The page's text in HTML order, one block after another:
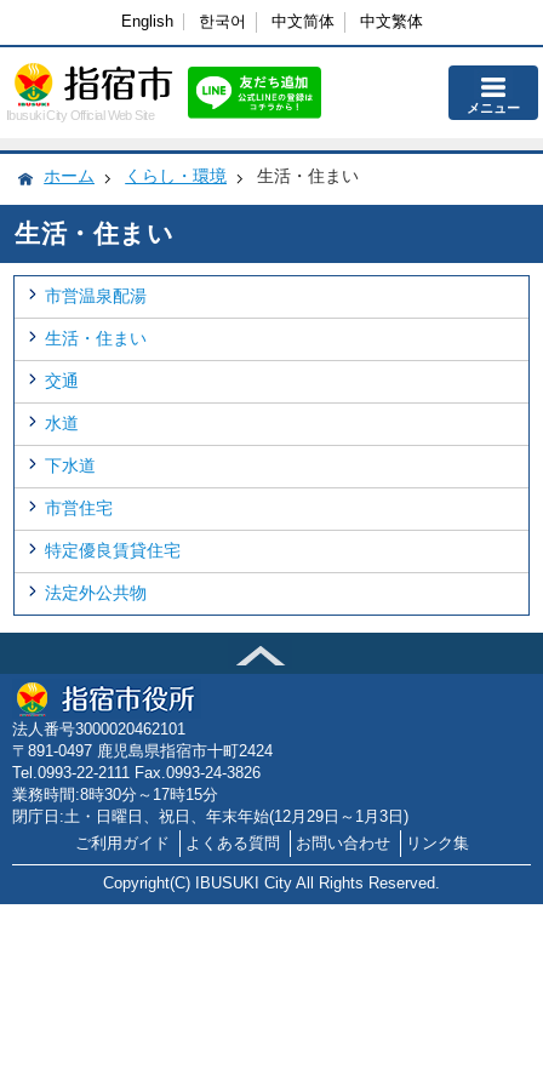
English 한국어 中文简体 中文繁体
Ibusuki City Official Web Site メニュー
ホーム くらし・環境 生活・住まい
生活・住まい
市営温泉配湯
生活・住まい
交通
水道
下水道
市営住宅
特定優良賃貸住宅
法定外公共物
法人番号3000020462101
〒891-0497 鹿児島県指宿市十町2424
Tel.0993-22-2111 Fax.0993-24-3826
業務時間:8時30分～17時15分
閉庁日:土・日曜日、祝日、年末年始(12月29日～1月3日)
ご利用ガイド
よくある質問 お問い合わせ リンク集
Copyright(C) IBUSUKI City All Rights Reserved.